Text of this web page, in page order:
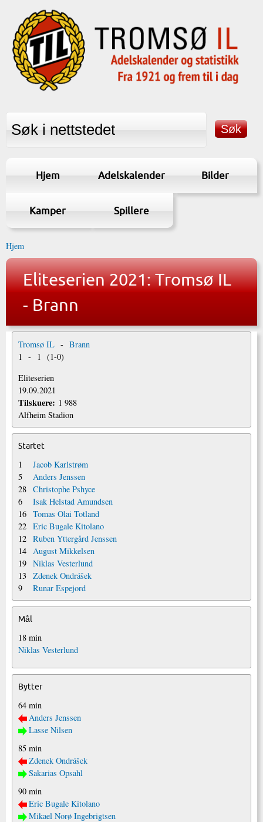
Hjem Adelskalender Bilder
Kamper Spillere
Hjem
Eliteserien 2021: Tromsø IL
- Brann
Tromsø IL - Brann
1 - 1 (1-0)
Eliteserien
19.09.2021
Tilskuere: 1 988
Alfheim Stadion
Startet
1
Jacob Karlstrøm
5
Anders Jenssen
28 Christophe Pshyce
6
Isak Helstad Amundsen
16 Tomas Olai Totland
22 Eric Bugale Kitolano
12 Ruben Yttergård Jenssen
14 August Mikkelsen
19 Niklas Vesterlund
13 Zdenek Ondrášek
9
Runar Espejord
Mål
18 min
Niklas Vesterlund
Bytter
64 min
Anders Jenssen
Lasse Nilsen
85 min
Zdenek Ondrášek
Sakarias Opsahl
90 min
Eric Bugale Kitolano
Mikael Norø Ingebrigtsen